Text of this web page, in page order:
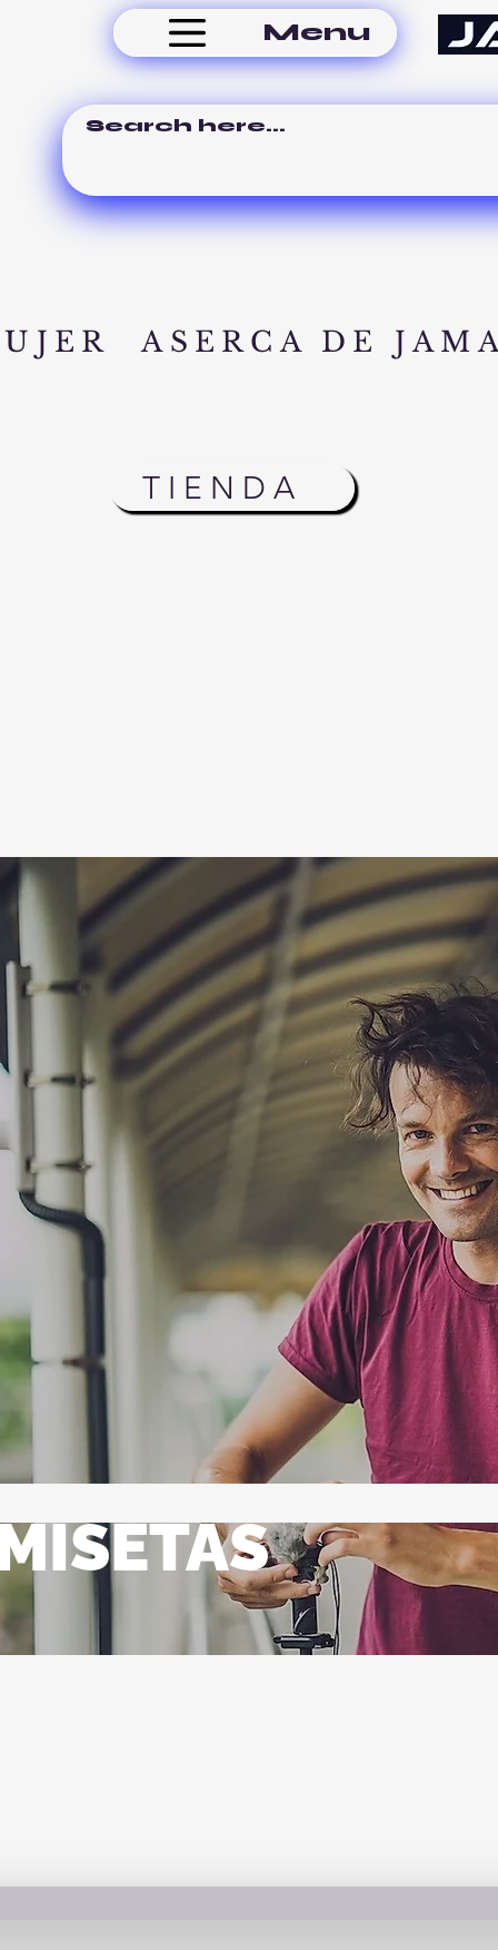
Menu
ASERCA DE
TIENDA